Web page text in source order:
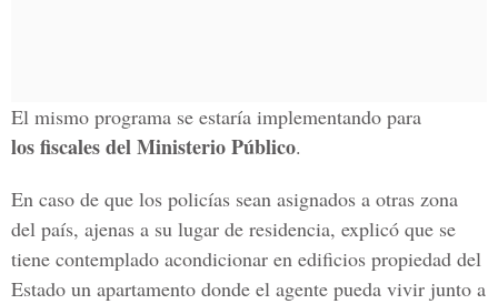
El mismo programa se estaría implementando para
los fiscales del Ministerio Público.
En caso de que los policías sean asignados a otras zona
del país, ajenas a su lugar de residencia, explicó que se
tiene contemplado acondicionar en edificios propiedad del
Estado un apartamento donde el agente pueda vivir junto a